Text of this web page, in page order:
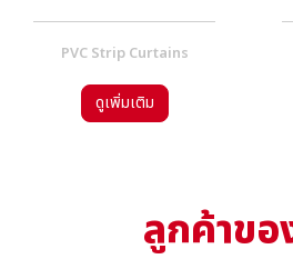
PVC Strip Curtains
ดูเพิ่มเติม
ลูกค้าขอ